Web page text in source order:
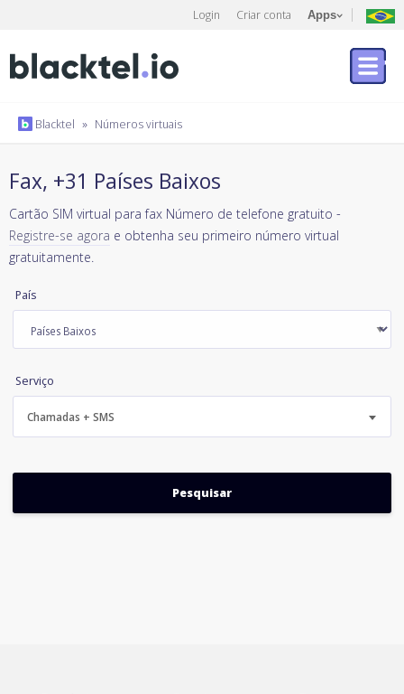
Login Criar conta Apps
Blacktel » Números virtuais
Fax, +31 Países Baixos
Cartão SIM virtual para fax Número de telefone gratuito -
Registre-se agora e obtenha seu primeiro número virtual
gratuitamente.
País
Serviço
Chamadas + SMS